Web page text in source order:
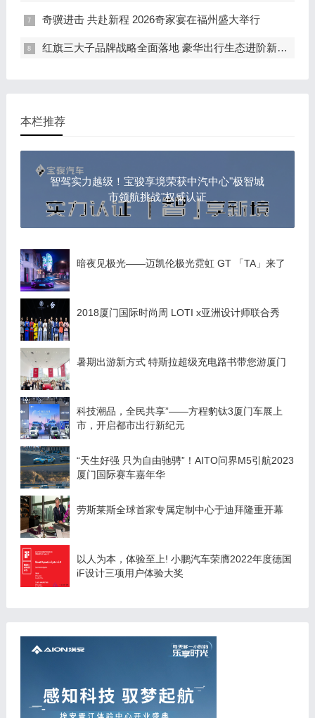
奇骥进击 共赴新程 2026奇家宴在福州盛大举行
红旗三大子品牌战略全面落地 豪华出行生态进阶新篇章
本栏推荐
智驾实力越级！宝骏享境荣获中汽中心"极智城
市领航挑战"权威认证
暗夜见极光——迈凯伦极光霓虹 GT 「TA」来了
2018厦门国际时尚周 LOTI x亚洲设计师联合秀
暑期出游新方式 特斯拉超级充电路书带您游厦门
科技潮品，全民共享”——方程豹钛3厦门车展上
市，开启都市出行新纪元
“天生好强 只为自由驰骋”！AITO问界M5引航2023
厦门国际赛车嘉年华
劳斯莱斯全球首家专属定制中心于迪拜隆重开幕
以人为本，体验至上! 小鹏汽车荣膺2022年度德国
iF设计三项用户体验大奖